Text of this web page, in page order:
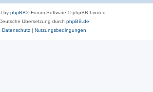
by phpBB® Forum Software © phpBB Limited
Übersetzung durch phpBB.de
Datenschutz| Nutzungsbedingungen